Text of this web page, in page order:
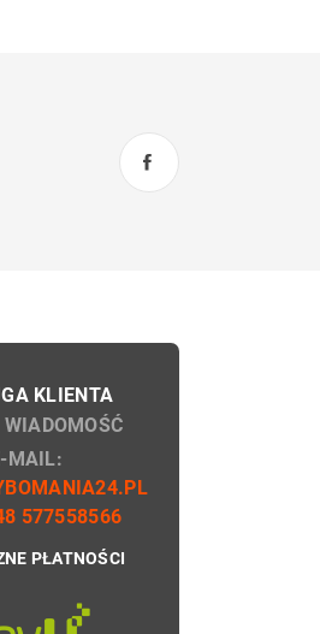
KLIENTA
MAIL:
577558566
PŁATNOŚCI